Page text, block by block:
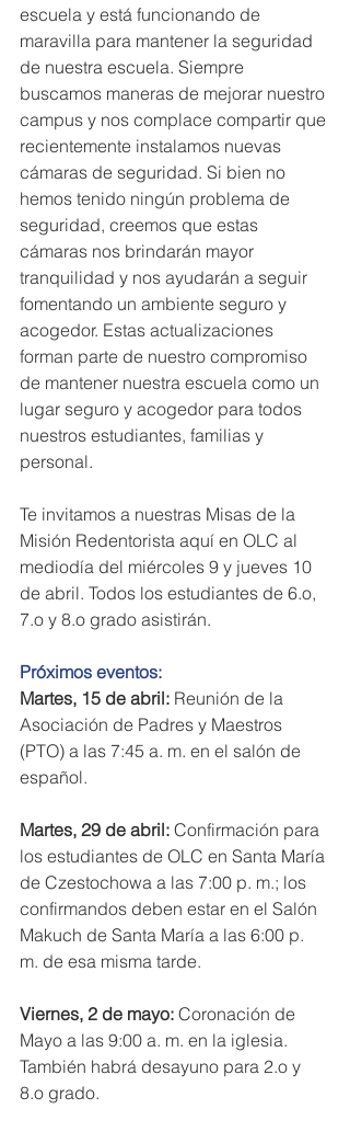
escuela y está funcionando de
maravilla para mantener la seguridad
de nuestra escuela. Siempre
buscamos maneras de mejorar nuestro
campus y nos complace compartir que
recientemente instalamos nuevas
cámaras de seguridad. Si bien no
hemos tenido ningún problema de
seguridad, creemos que estas
cámaras nos brindarán mayor
tranquilidad y nos ayudarán a seguir
fomentando un ambiente seguro y
acogedor. Estas actualizaciones
forman parte de nuestro compromiso
de mantener nuestra escuela como un
lugar seguro y acogedor para todos
nuestros estudiantes, familias y
personal.
Te invitamos a nuestras Misas de la
Misión Redentorista aquí en OLC al
mediodía del miércoles 9 y jueves 10
de abril. Todos los estudiantes de 6.o,
7.o y 8.o grado asistirán.
Próximos eventos:
Martes, 15 de abril: Reunión de la
Asociación de Padres y Maestros
(PTO) a las 7:45 a. m. en el salón de
español.
Martes, 29 de abril: Confirmación para
los estudiantes de OLC en Santa María
de Czestochowa a las 7:00 p. m.; los
confirmandos deben estar en el Salón
Makuch de Santa María a las 6:00 p.
m. de esa misma tarde.
Viernes, 2 de mayo: Coronación de
Mayo a las 9:00 a. m. en la iglesia.
También habrá desayuno para 2.o y
8.o grado.